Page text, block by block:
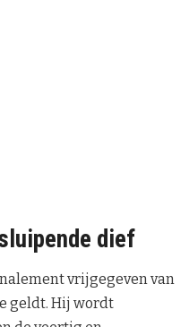
dief
vrijgegeven van
geldt. Hij wordt